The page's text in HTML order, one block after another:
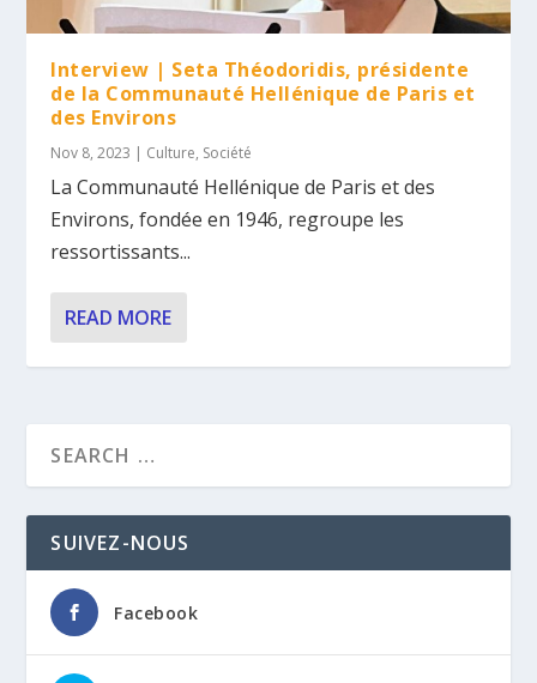
Interview | Seta Théodoridis, présidente
de la Communauté Hellénique de Paris et
des Environs
Nov 8, 2023 | Culture, Société
La Communauté Hellénique de Paris et des
Environs, fondée en 1946, regroupe les
ressortissants...
READ MORE
SUIVEZ-NOUS
Facebook